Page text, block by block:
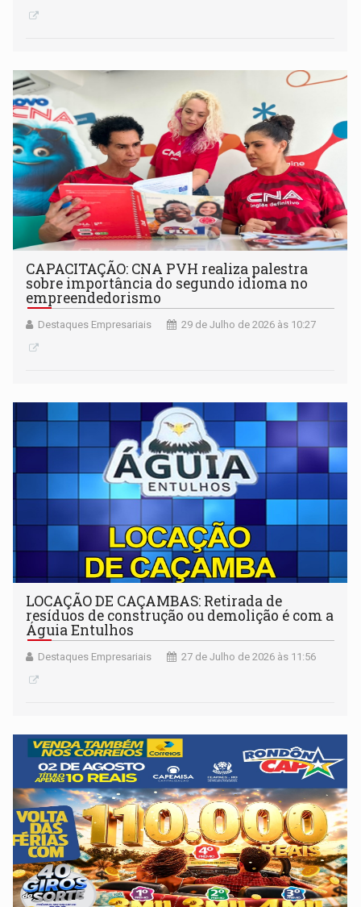
CAPACITAÇÃO: CNA PVH realiza palestra
sobre importância do segundo idioma no
empreendedorismo
Destaques Empresariais 29 de Julho de 2026 às 10:27
LOCAÇÃO DE CAÇAMBAS: Retirada de
resíduos de construção ou demolição é com a
Águia Entulhos
Destaques Empresariais 27 de Julho de 2026 às 11:56